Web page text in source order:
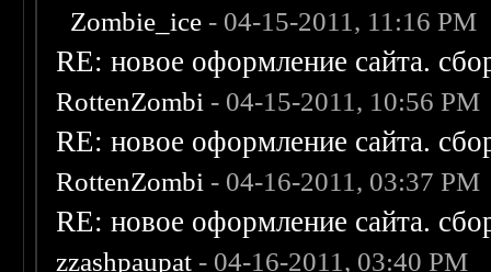
Zombie_ice - 04-15-2011, 11:16 PM
RE: новое оформление сайта.
RottenZombi - 04-15-2011, 10:56 PM
RE: новое оформление сайта.
RottenZombi - 04-16-2011, 03:37 PM
RE: новое оформление сайта.
zzashpaupat - 04-16-2011, 03:40 PM